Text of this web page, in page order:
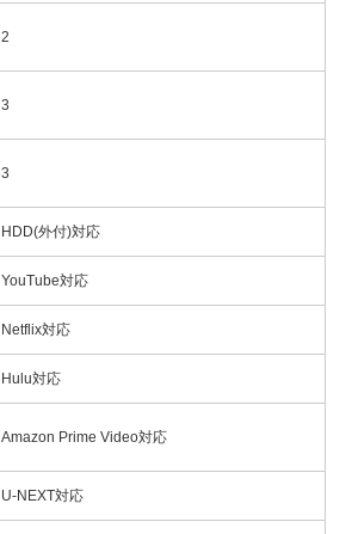
2
3
3
HDD(外付)対応
YouTube対応
Netflix対応
Hulu対応
Amazon Prime Video対応
U-NEXT対応